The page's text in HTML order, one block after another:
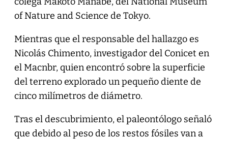
of Nature and Science de Tokyo.
Mientras que el responsable del hallazgo es
Nicolás Chimento, investigador del Conicet en
el Macnbr, quien encontró sobre la superficie
del terreno explorado un pequeño diente de
cinco milímetros de diámetro.
Tras el descubrimiento, el paleontólogo señaló
que debido al peso de los restos fósiles van a